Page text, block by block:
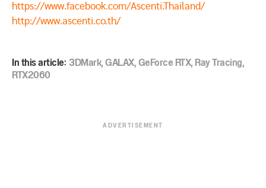
https://www.facebook.com/Ascenti.Thailand/
http://www.ascenti.co.th/
In this article:3DMark,GALAX,GeForce RTX,Ray Tracing,
RTX2060
ADVERTISEMENT